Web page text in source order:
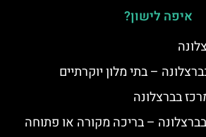
איפה לישון?
בברצלונה
– בריכה מקורה או פתוחה